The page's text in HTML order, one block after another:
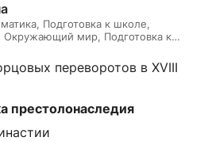
Подготовка к школе,
Окружающий мир, Подготовка к
Подготовка к ОГЭ, Русский
переворотов в XVIII
престолонаследия